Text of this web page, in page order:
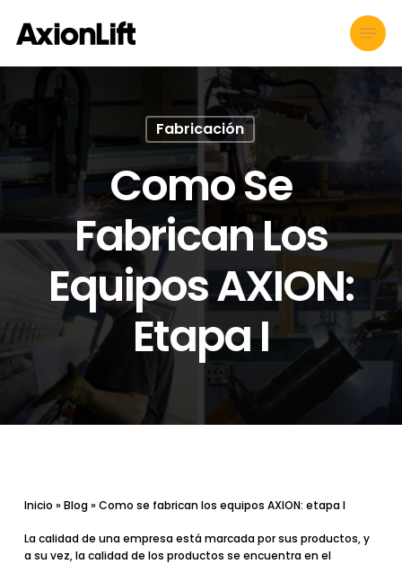
main
Menu
Fabricación
Como Se
Fabrican Los
Equipos AXION:
Etapa I
Inicio »Blog»Como se fabrican los equipos AXION: etapa I
La calidad de una empresa está marcada por sus productos, y
a su vez, la calidad de los productos se encuentra en el